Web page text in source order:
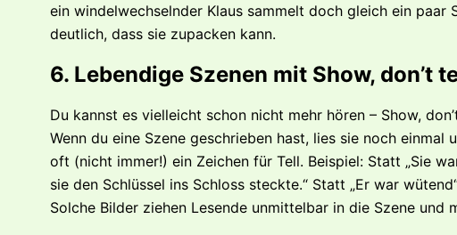
ein windelwechselnder Klaus sammelt doch gleich ein
deutlich, dass sie zupacken kann.
6. Lebendige Szenen mit Show, don’t
Du kannst es vielleicht schon nicht mehr hören – Show,
Wenn du eine Szene geschrieben hast, lies sie noch
oft (nicht immer!) ein Zeichen für Tell. Beispiel: Statt „Sie
sie den Schlüssel ins Schloss steckte.“ Statt „Er war
Solche Bilder ziehen Lesende unmittelbar in die Szene und